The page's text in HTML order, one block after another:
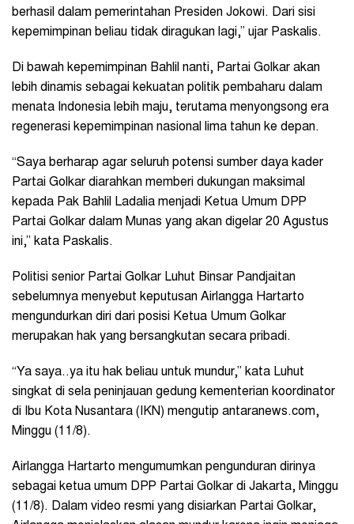
berhasil dalam pemerintahan Presiden Jokowi. Dari sisi
kepemimpinan beliau tidak diragukan lagi,” ujar Paskalis.
Di bawah kepemimpinan Bahlil nanti, Partai Golkar akan
lebih dinamis sebagai kekuatan politik pembaharu dalam
menata Indonesia lebih maju, terutama menyongsong era
regenerasi kepemimpinan nasional lima tahun ke depan.
“Saya berharap agar seluruh potensi sumber daya kader
Partai Golkar diarahkan memberi dukungan maksimal
kepada Pak Bahlil Ladalia menjadi Ketua Umum DPP
Partai Golkar dalam Munas yang akan digelar 20 Agustus
ini,” kata Paskalis.
Politisi senior Partai Golkar Luhut Binsar Pandjaitan
sebelumnya menyebut keputusan Airlangga Hartarto
mengundurkan diri dari posisi Ketua Umum Golkar
merupakan hak yang bersangkutan secara pribadi.
“Ya saya..ya itu hak beliau untuk mundur,” kata Luhut
singkat di sela peninjauan gedung kementerian koordinator
di Ibu Kota Nusantara (IKN) mengutip antaranews.com,
Minggu (11/8).
Airlangga Hartarto mengumumkan pengunduran dirinya
sebagai ketua umum DPP Partai Golkar di Jakarta, Minggu
(11/8). Dalam video resmi yang disiarkan Partai Golkar,